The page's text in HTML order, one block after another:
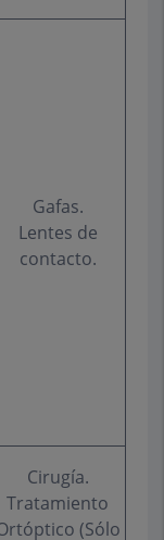
Gafas.
Lentes de
contacto.
Cirugía.
Tratamiento
(Sólo